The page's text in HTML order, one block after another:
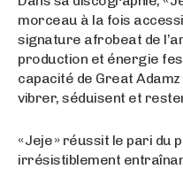
morceau à la fois
signature afrobeat de
production et énergie
capacité de Great
vibrer, séduisent et
« Jeje » réussit le pari du
irrésistiblement